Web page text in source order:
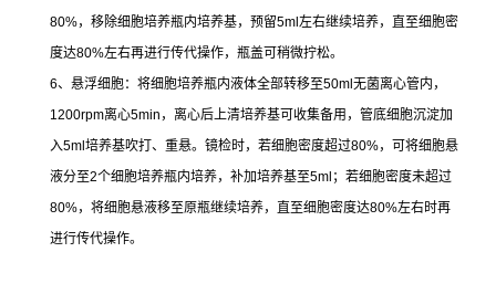
80%，移除细胞培养瓶内培养基，预留5ml左右继续培养，直至细胞密
度达80%左右再进行传代操作，瓶盖可稍微拧松。
6、悬浮细胞：将细胞培养瓶内液体全部转移至50ml无菌离心管内，
1200rpm离心5min ，离心后上清培养基可收集备用，管底细胞沉淀加
入5ml培养基吹打、重悬。镜检时，若细胞密度超过80%，可将细胞悬
液分至2个细胞培养瓶内培养，补加培养基至5ml ；若细胞密度未超过
80%，将细胞悬液移至原瓶继续培养，直至细胞密度达80%左右时再
进行传代操作。